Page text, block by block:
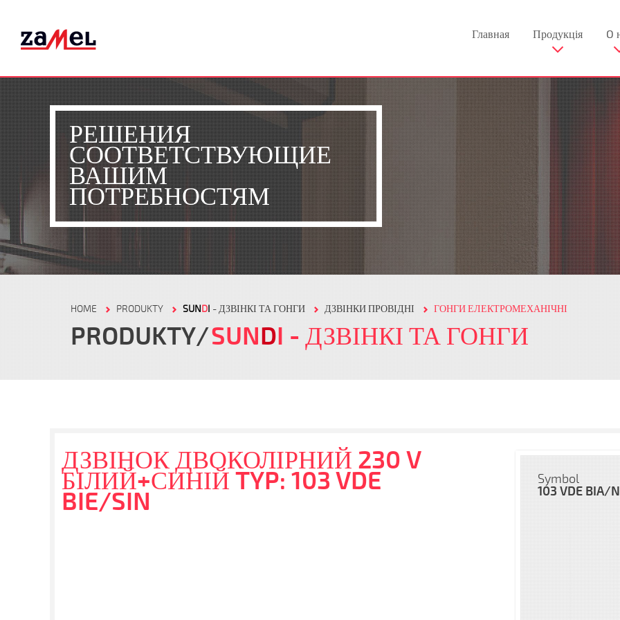
Главная Продукція O
РЕШЕНИЯ
СООТВЕТСТВУЮЩИЕ
ВАШИМ
ПОТРЕБНОСТЯМ
HOME PRODUKTY SUNDI - ДЗВІНКІ ТА ГОНГИ ДЗВІНКИ ПРОВІДНІ ГОНГИ ЕЛЕКТРОМЕХАНІЧНІ
PRODUKTY SUNDI - ДЗВІНКІ ТА ГОНГИ
ДЗВІНОК ДВОКОЛІРНИЙ 230 V
БІЛИЙ+СИНІЙ TYP: 103 VDE
BIE/SIN
Symbol
103 VDE BIA/